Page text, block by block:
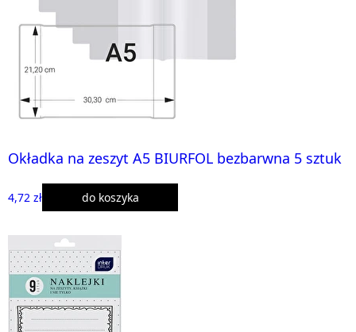
Okładka na zeszyt A5 BIURFOL bezbarwna 5 sztuk
4,72 zł do koszyka